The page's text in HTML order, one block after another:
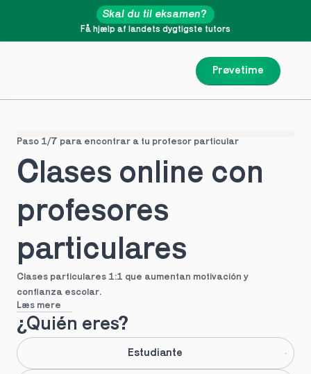
Prøvetime
Få hjælp af landets dygtigste tutors
Skal du til eksamen?
Paso 1/7 para encontrar a tu profesor particular
Clases online con
profesores
particulares
Clases particulares 1:1 que aumentan motivación y
confianza escolar.
Læs mere
¿Quién eres?
Estudiante